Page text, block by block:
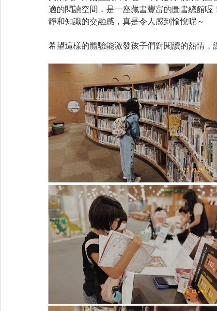
心文藝競賽 國際教育 Star of the Week 教師增能
適的閱讀空間，是一座藏書豐富的圖書總館
靜和知識的交融感，真是令人感到愉悅呢～
希望這樣的體驗能激發孩子們對閱讀的熱情